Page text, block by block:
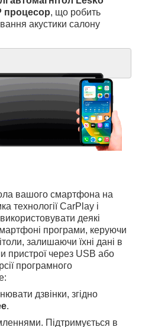
процесор, що робить
акустики салону
вашого смартфона на
технології CarPlay і
деякі
програми, керуючи
залишаючи їхні дані в
пристрої через USB або
програмного
дзвінки, згідно
.
Підтримується в